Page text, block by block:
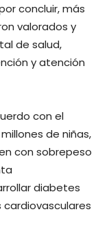
concluir, más
valorados y
de salud,
y atención
con el
de niñas,
con sobrepeso
diabetes